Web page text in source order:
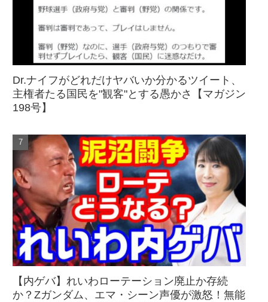
Dr.ナイフがどれだけヤバいか分かるツイート、
主権者たる国民を"観客"とする愚かさ【マガジン
198号】
【内ゲバ】れいわローテーション廃止か存続
か？Zガンダム、エマ・シーン声優が激怒！無能